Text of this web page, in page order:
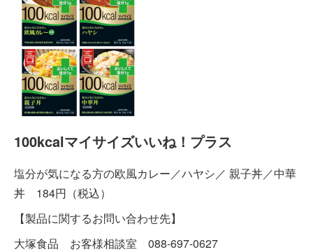
100kcalマイサイズいいね！プラス
塩分が気になる方の欧風カレー／ハヤシ／ 親子丼／中華
丼 184円（税込）
【製品に関するお問い合わせ先】
大塚食品 お客様相談室 088-697-0627